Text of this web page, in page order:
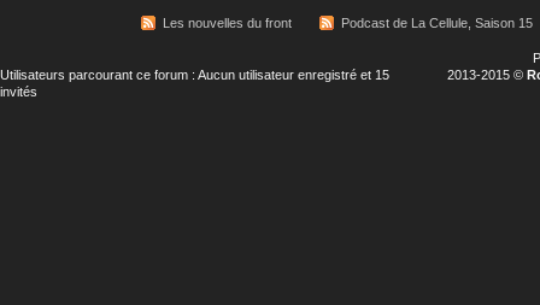
Les nouvelles du front Podcast de La Cellule, Saison 15
Utilisateurs parcourant ce forum : Aucun utilisateur enregistré et 15
invités
2013-2015 ©